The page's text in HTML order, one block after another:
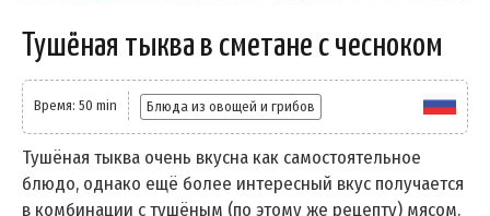
Тушёная тыква в сметане с чесноком
Время: 50 min Блюда из овощей и грибов
Тушёная тыква очень вкусна как самостоятельное
блюдо, однако ещё более интересный вкус получается
в комбинации с тушёным (по этому же рецепту) мясом.